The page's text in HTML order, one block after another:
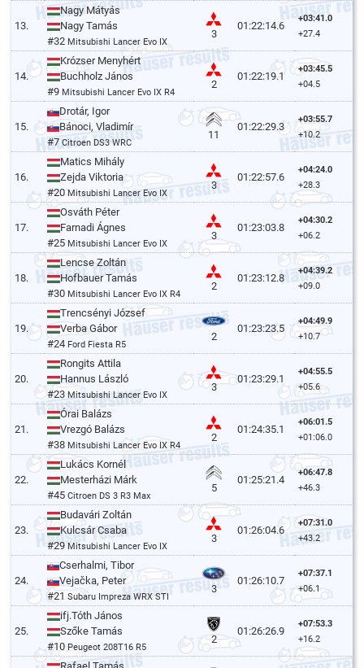
13.
Nagy Mátyás
Nagy Tamás
#32 Mitsubishi Lancer Evo IX
3
01:22:14.6
+03:41.0
+27.4
14.
Krózser Menyhért
Buchholz János
#9 Mitsubishi Lancer Evo IX R4
2
01:22:19.1
+03:45.5
+04.5
15.
Drotár, Igor
Bánoci, Vladimír
#7Citroen DS3 WRC
11
01:22:29.3
+03:55.7
+10.2
16.
Matics Mihály
Zejda Viktoria
#20Mitsubishi Lancer Evo IX
3
01:22:57.6
+04:24.0
+28.3
17.
Osváth Péter
Farnadi Ágnes
#25 Mitsubishi Lancer Evo IX
3
01:23:03.8
+04:30.2
+06.2
18.
Lencse Zoltán
Hofbauer Tamás
#30 Mitsubishi Lancer Evo IX R4
2
01:23:12.8
+04:39.2
+09.0
19.
Trencsényi József
Verba Gábor
#24 Ford Fiesta R5
2
01:23:23.5
+04:49.9
+10.7
20.
Rongits Attila
Hannus László
#23Mitsubishi Lancer Evo IX
3
01:23:29.1
+04:55.5
+05.6
21.
Órai Balázs
Vrezgó Balázs
#38 Mitsubishi Lancer Evo IX R4
2
01:24:35.1
+06:01.5
+01:06.0
22.
Lukács Kornél
Mesterházi Márk
#45Citroen DS 3 R3 Max
5
01:25:21.4
+06:47.8
+46.3
23.
Budavári Zoltán
Kulcsár Csaba
#29 Mitsubishi Lancer Evo IX
3
01:26:04.6
+07:31.0
+43.2
24.
Cserhalmi, Tibor
Vejačka, Peter
#21Subaru Impreza WRX STI
3
01:26:10.7
+07:37.1
+06.1
25.
ifj.Tóth János
Szőke Tamás
#10Peugeot 208T16 R5
2
01:26:26.9
+07:53.3
+16.2